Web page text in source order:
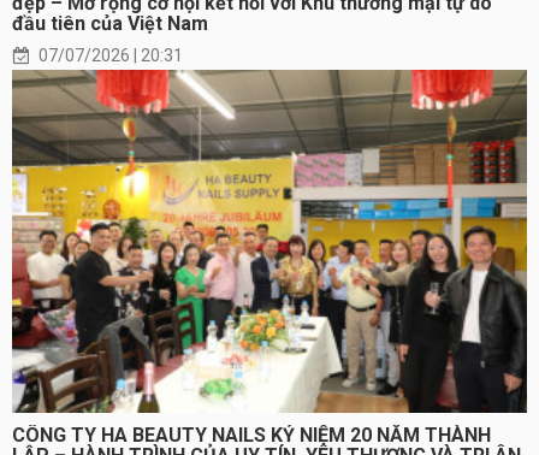
đầu tiên của Việt Nam
07/07/2026 | 20:31
CÔNG TY HA BEAUTY NAILS KỶ NIỆM 20 NĂM THÀNH